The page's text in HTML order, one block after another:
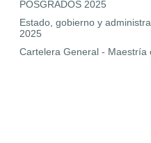
POSGRADOS 2025
Estado, gobierno y
2025
Cartelera General - Maestría